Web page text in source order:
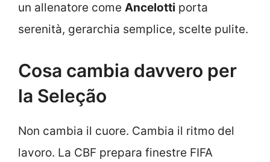
un allenatore come Ancelotti porta
serenità, gerarchia semplice, scelte pulite.
Cosa cambia davvero per
la Seleção
Non cambia il cuore. Cambia il ritmo del
lavoro. La CBF prepara finestre FIFA